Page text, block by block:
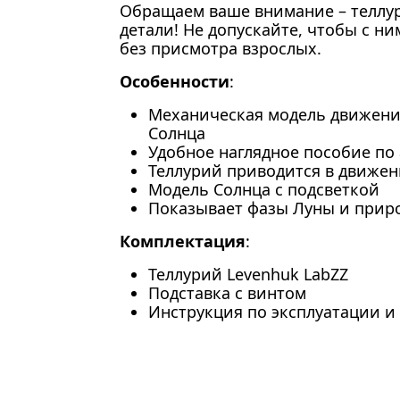
Обращаем ваше внимание –
детали! Не допускайте, чтобы с
без присмотра взрослых.
Особенности:
Механическая модель
Солнца
Удобное наглядное пособие
Теллурий приводится в
Модель Солнца с подсветкой
Показывает фазы Луны и
Комплектация:
Теллурий Levenhuk LabZZ
Подставка с винтом
Инструкция по эксплуатации